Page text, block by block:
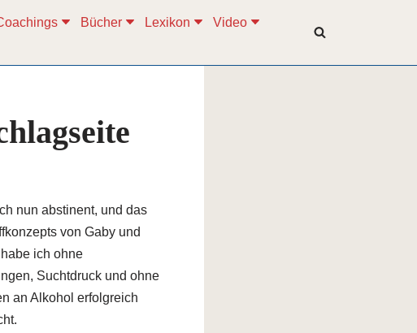
Bücher Lexikon
Video
nun abstinent, und das
von Gaby und
ich ohne
Suchtdruck und ohne
an Alkohol erfolgreich